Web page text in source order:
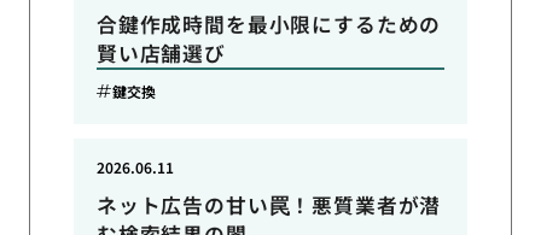
合鍵作成時間を最小限にするための
賢い店舗選び
鍵交換
ネット広告の甘い罠！悪質業者が潜
2026.06.11